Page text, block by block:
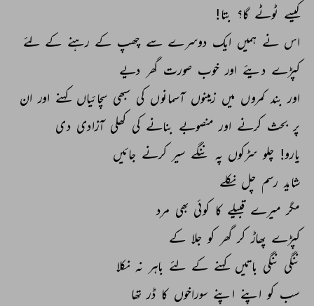
کیسے ٹوٹے گا؟ بتا!
اس نے ہمیں ایک دوسرے سے چھپ کے رہنے کے لئے
کپڑے دیئے اور خوب صورت گھر دیے
اور بند کمروں میں زمینوں آسمانوں کی سبھی سچائیاں کہنے اور ان
پر بحث کرنے اور منصوبے بنانے کی کھلی آزادی دی
یارو! چلو سڑکوں پہ ننگے سیر کرنے جائیں
شاید رسم چل نکلے
مگر میرے قبیلے کا کوئی بھی مرد
کپڑے پھاڑ کر گھر کو جلا کے
ننگی ننگی باتیں کہنے کے لئے باہر نہ نکلا
سب کو اپنے اپنے سوراخوں کا ڈر تھا